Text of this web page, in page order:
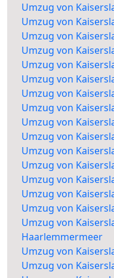
Umzug von
Umzug von
Umzug von
Umzug von
Umzug von
Umzug von
Umzug von
Umzug von
Umzug von
Umzug von
Umzug von
Umzug von
Umzug von
Umzug von
Umzug von
Umzug von
Haarlemmermeer
Umzug von
Umzug von